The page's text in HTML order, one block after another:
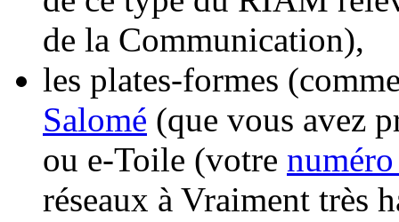
de la Communication),
les plates-formes
Salomé (que vous avez
ou e-Toile (votre
réseaux à Vraiment très